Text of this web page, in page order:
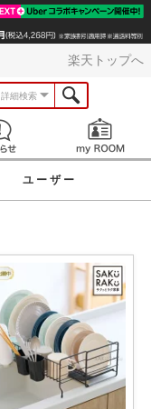
楽天トップへ
詳細検索
お知らせ
ユーザー